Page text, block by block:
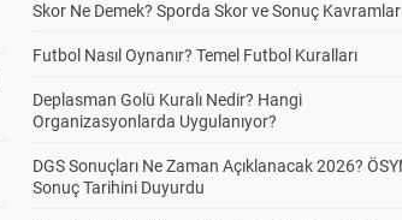
Skor Ne Demek? Sporda Skor ve Sonuç
Futbol Nasıl Oynanır? Temel Futbol Kuralları
Deplasman Golü Kuralı Nedir? Hangi
Organizasyonlarda Uygulanıyor?
DGS Sonuçları Ne Zaman Açıklanacak 2026?
Sonuç Tarihini Duyurdu